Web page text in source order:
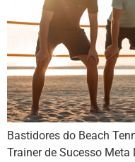
Bastidores do Beach
Trainer de Sucesso